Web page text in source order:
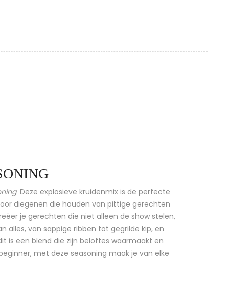
. Deze explosieve kruidenmix is de perfecte
diegenen die houden van pittige gerechten
je gerechten die niet alleen de show stelen,
alles, van sappige ribben tot gegrilde kip, en
is een blend die zijn beloftes waarmaakt en
met deze seasoning maak je van elke